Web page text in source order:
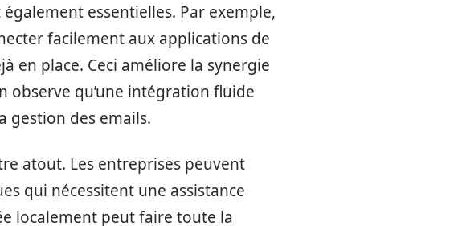
essentielles. Par exemple,
facilement aux applications de
en place. Ceci améliore la synergie
observe qu’une intégration fluide
gestion des emails.
atout. Les entreprises peuvent
qui nécessitent une assistance
localement peut faire toute la